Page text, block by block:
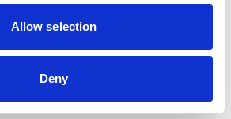
Allow selection
Deny
Stefanplast
Stefanplast Voerschep met
clip
Op voorraad